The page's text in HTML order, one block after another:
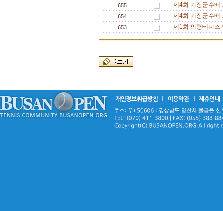
655 제4회 기장군수
654 제4회 기장군수
653 제1회 의령테니스